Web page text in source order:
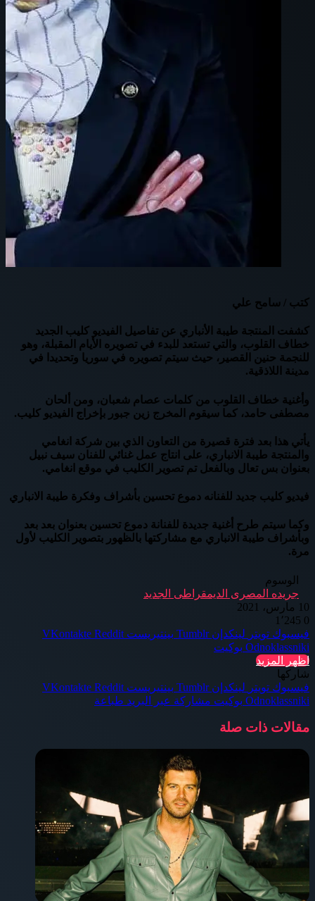
كتب / سامح علي
كشفت المنتجة طيبة الأنباري عن تفاصيل الفيديو كليب الجديد
خطاف القلوب، والتي تستعد للبدء في تصويره الأيام المقبلة، وهو
للنجمة حنين القصير، حيث سيتم تصويره في سوريا وتحديدا في
مدينة اللاذقية.
وأغنية خطاف القلوب من كلمات عصام شعبان، ومن ألحان
مصطفى حامد، كما سيقوم المخرج زين جبور بإخراج الفيديو كليب.
يأتي هذا بعد فترة قصيرة من التعاون الذي بين شركة انغامي
والمنتجة طيبة الانباري، على انتاج عمل غنائي للفنان سيف نبيل
بعنوان بس تعال وبالفعل تم تصوير الكليب في موقع انغامي.
فيديو كليب جديد للفنانه دموع تحسين بأشراف وفكرة طيبة الانباري
وكما سيتم طرح أغنية جديدة للفنانة دموع تحسين بعنوان بعد بعد
وبأشراف طيبة الانباري مع مشاركتها بالظهور بتصوير الكليب لأول
مرة.
الوسوم
جريده المصرى الديمقراطى الجديد
10 مارس، 2021
0
فيسبوك تويتر لينكدإن بينتيريست
Odnoklassniki بوكيت
اظهر المزيد
شاركها
فيسبوك تويتر لينكدإن بينتيريست
Odnoklassniki بوكيت مشاركة عبر البريد طباعة
مقالات ذات صلة